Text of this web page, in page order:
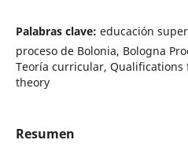
Palabras clave: educación
proceso de Bolonia, Bologna
Teoría curricular,
theory
Resumen